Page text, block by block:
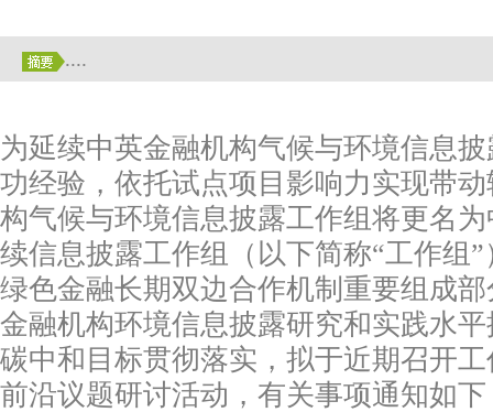
....
为延续中英金融机构气候与环境信息
功经验，依托试点项目影响力实现带
构气候与环境信息披露工作组将更名
续信息披露工作组（以下简称“工作组
绿色金融长期双边合作机制重要组成
金融机构环境信息披露研究和实践水
碳中和目标贯彻落实，拟于近期召开
前沿议题研讨活动，有关事项通知如下